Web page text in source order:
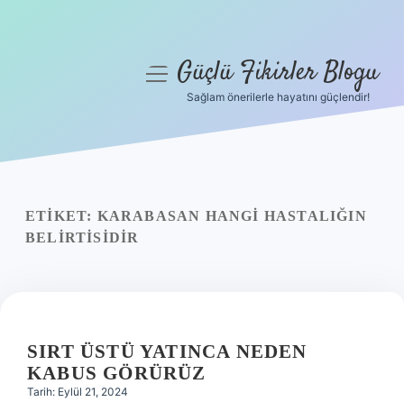
Yasal Uyarı
menüyüGüçlü Fikirler Blogu
Sağlam önerilerle hayatını güçlendir!
ETIKET: KARABASAN HANGI HASTALIĞIN
BELIRTISIDIR
SIRT ÜSTÜ YATINCA NEDEN
KABUS GÖRÜRÜZ
Tarih: Eylül 21, 2024